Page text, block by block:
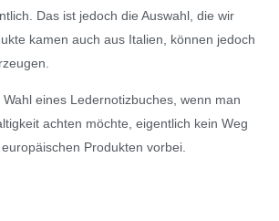
Das ist jedoch die Auswahl, die wir
kamen auch aus Italien, können jedoch
eines Ledernotizbuches, wenn man
achten möchte, eigentlich kein Weg
Produkten vorbei.